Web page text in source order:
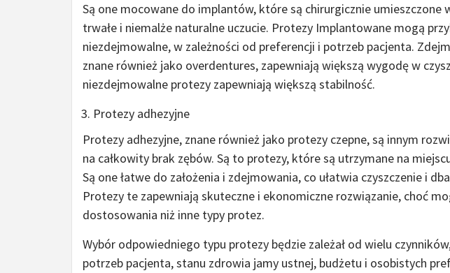
Są one mocowane do implantów, które są chirurgicznie umieszczone
trwałe i niemalże naturalne uczucie. Protezy Implantowane mogą
niezdejmowalne, w zależności od preferencji i potrzeb pacjenta.
znane również jako overdentures, zapewniają większą wygodę w
niezdejmowalne protezy zapewniają większą stabilność.
Protezy adhezyjne
Protezy adhezyjne, znane również jako protezy czepne, są innym
na całkowity brak zębów. Są to protezy, które są utrzymane na
Są one łatwe do założenia i zdejmowania, co ułatwia czyszczenie i
Protezy te zapewniają skuteczne i ekonomiczne rozwiązanie, choć
dostosowania niż inne typy protez.
Wybór odpowiedniego typu protezy będzie zależał od wielu
potrzeb pacjenta, stanu zdrowia jamy ustnej, budżetu i osobistych